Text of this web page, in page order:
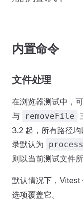
内置命令
文件处理
在浏览器测试中，
与 removeFile
3.2 起，所有路径均
录默认为
则以当前测试文件
默认情况下，Vitest
选项覆盖它。